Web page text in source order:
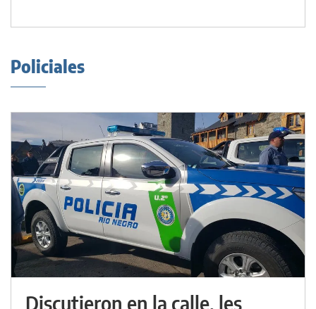
Policiales
Discutieron en la calle, les